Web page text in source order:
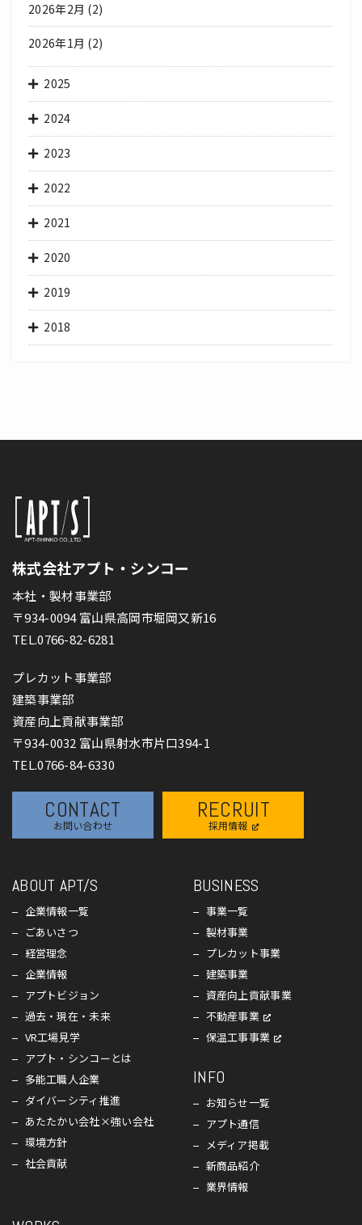
2026年2月 (2)
2026年1月 (2)
2025
2024
2023
2022
2021
2020
2019
2018
株式会社アプト・シンコー
本社・製材事業部
〒934-0094 富山県高岡市堀岡又新16
TEL.0766-82-6281
プレカット事業部
建築事業部
資産向上貢献事業部
〒934-0032 富山県射水市片口394-1
TEL.0766-84-6330
CONTACT
お問い合わせ
RECRUIT
採用情報
ABOUT APT/S
企業情報一覧
ごあいさつ
経営理念
企業情報
アプトビジョン
過去・現在・未来
VR工場見学
アプト・シンコーとは
多能工職人企業
ダイバーシティ推進
あたたかい会社×強い会社
環境方針
社会貢献
BUSINESS
事業一覧
製材事業
プレカット事業
建築事業
資産向上貢献事業
不動産事業
保温工事事業
INFO
お知らせ一覧
アプト通信
メディア掲載
新商品紹介
業界情報